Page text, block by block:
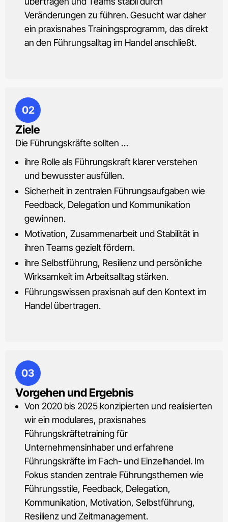
Veränderungen zu führen. Gesucht war daher
ein praxisnahes Trainingsprogramm, das direkt
an den Führungsalltag im Handel anschließt.
03
Vorgehen und Ergebnis
Von 2020 bis 2025 konzipierten und realisierten
wir ein modulares, praxisnahes
Führungskräftetraining für
Unternehmensinhaber und erfahrene
Führungskräfte im Fach- und Einzelhandel. Im
Fokus standen zentrale Führungsthemen wie
Führungsstile, Feedback, Delegation,
Kommunikation, Motivation, Selbstführung,
Resilienz und Zeitmanagement.
02
Ziele
Die Führungskräfte sollten …
ihre Rolle als Führungskraft klarer verstehen
und bewusster ausfüllen.
Sicherheit in zentralen Führungsaufgaben wie
Feedback, Delegation und Kommunikation
gewinnen.
Motivation, Zusammenarbeit und Stabilität in
ihren Teams gezielt fördern.
ihre Selbstführung, Resilienz und persönliche
Wirksamkeit im Arbeitsalltag stärken.
Führungswissen praxisnah auf den Kontext im
Handel übertragen.